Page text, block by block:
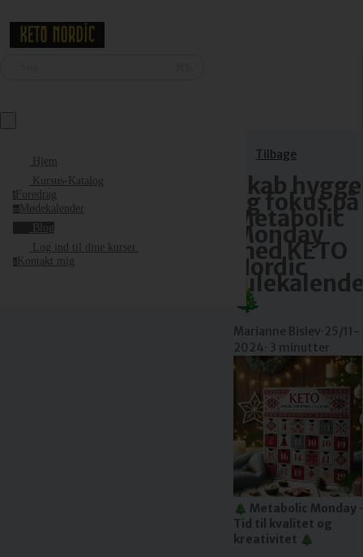
Hjem
Kursus-Katalog
f Foredrag
m Mødekalender
Blog
Log ind til dine kurser.
k Kontakt mig
Tilbage
Skab hygge
og fokus på
Metabolic
Monday
med KETO
Nordic
🎄
Marianne Bislev· 25/11-
2024· 3 minutter
🎄 Metabolic Monday
Tid til kvalitet og
kreativitet 🎄